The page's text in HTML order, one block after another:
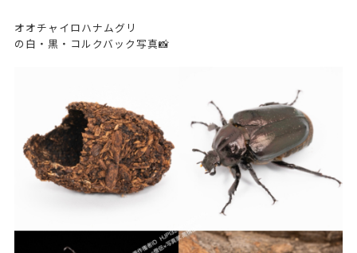
オオチャイロハナムグリ
の白・黒・コルクバック写真📸